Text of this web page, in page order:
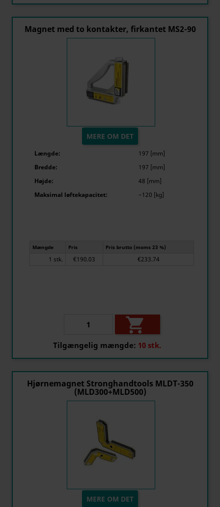
Magnet med to kontakter, firkantet MS2-90
MERE OM DET
Længde:
197 [mm]
Bredde:
197 [mm]
Højde:
48 [mm]
Maksimal løftekapacitet:
~120 [kg]
Mængde Pris Pris brutto (moms 23 %)
1 stk. €190.03 €233.74

Tilgængelig mængde: 10 stk.
Hjørnemagnet Stronghandtools MLDT-350
(MLD300+MLD500)
MERE OM DET